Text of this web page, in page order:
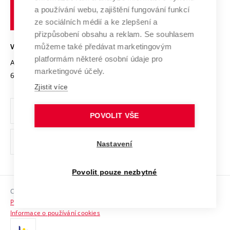
Transfer znalostí
Open Science
Projekty
Projekty ze strukturálních fondů
Specifický výzkum
Služby univerzity
Mezinárodní dohody
Univerzitní sítě
Podnikavá univerzita / ContriBUTe
Bezpečná univerzita
Vyznamenání
Organizační struktura
Ochrana osobních údajů
odkaz)
Sociální bezpečí
HR Award
učení
technické
VYSOKÉ UČENÍ TECHNICKÉ V BRNĚ
Antonínská 548/1
602 00 Brno
www.vut.cz
vut@vutbr.cz
Copyright © 2026 VUT
Prohlášení o přístupnosti
Informace o používání cookies
a používání webu, zajištění fungování funkcí
ze sociálních médií a ke zlepšení a
přizpůsobení obsahu a reklam. Se souhlasem
můžeme také předávat marketingovým
platformám některé osobní údaje pro
marketingové účely.
Zjistit více
POVOLIT VŠE
Nastavení
Povolit pouze nezbytné